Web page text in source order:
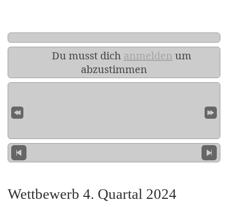
Du musst dich anmelden um
abzustimmen
Wettbewerb 4. Quartal 2024